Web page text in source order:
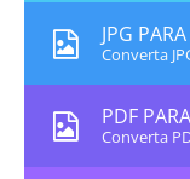
JPG
Converta
PDF
Converta